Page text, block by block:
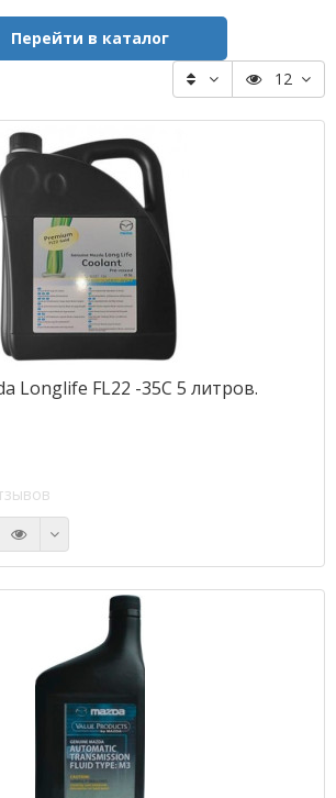
Перейти в каталог
12
Longlife FL22 -35C 5 литров.